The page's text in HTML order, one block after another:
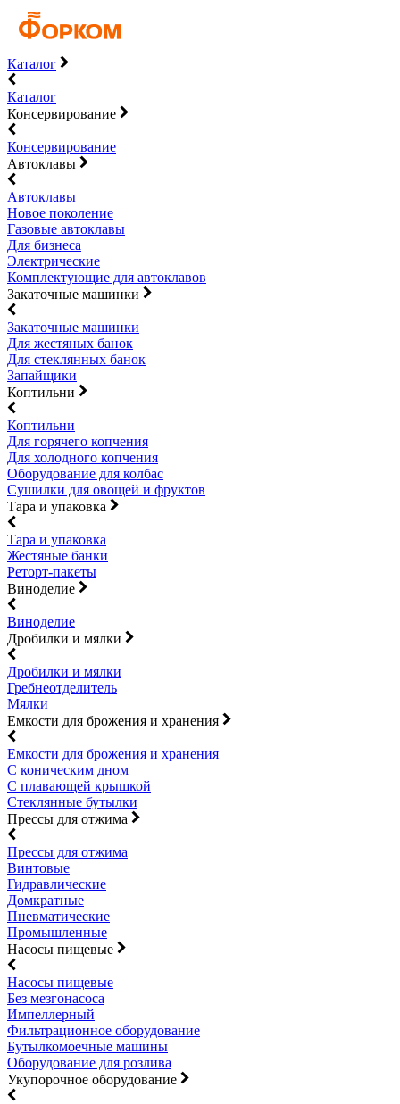
Каталог
Каталог
Консервирование
Консервирование
Автоклавы
Автоклавы
Новое поколение
Газовые автоклавы
Для бизнеса
Электрические
Комплектующие для автоклавов
Закаточные машинки
Закаточные машинки
Для жестяных банок
Для стеклянных банок
Запайщики
Коптильни
Коптильни
Для горячего копчения
Для холодного копчения
Оборудование для колбас
Сушилки для овощей и фруктов
Тара и упаковка
Тара и упаковка
Жестяные банки
Реторт-пакеты
Виноделие
Виноделие
Дробилки и мялки
Дробилки и мялки
Гребнеотделитель
Мялки
Емкости для брожения и хранения
Емкости для брожения и хранения
С коническим дном
С плавающей крышкой
Стеклянные бутылки
Прессы для отжима
Прессы для отжима
Винтовые
Гидравлические
Домкратные
Пневматические
Промышленные
Насосы пищевые
Насосы пищевые
Без мезгонасоса
Импеллерный
Фильтрационное оборудование
Бутылкомоечные машины
Оборудование для розлива
Укупорочное оборудование